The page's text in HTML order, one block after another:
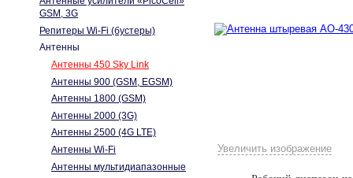
Увеличить изображение
GSM, 3G
Репитеры Wi-Fi (бустеры)
Антенны
Антенны 450 Sky Link
Антенны 900 (GSM, EGSM)
Антенны 1800 (GSM)
Антенны 2000 (3G)
Антенны 2500 (4G LTE)
Антенны Wi-Fi
Антенны мультидиапазонные